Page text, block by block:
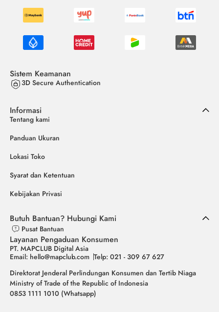
Sistem Keamanan
3D Secure Authentication
Informasi
Tentang kami
Panduan Ukuran
Lokasi Toko
Syarat dan Ketentuan
Kebijakan Privasi
Butuh Bantuan? Hubungi Kami
Pusat Bantuan
Layanan Pengaduan Konsumen
PT. MAPCLUB Digital Asia
Email: hello@mapclub.com Telp: 021 - 309 67 627
Direktorat Jenderal Perlindungan Konsumen dan Tertib Niaga
Ministry of Trade of the Republic of Indonesia
0853 1111 1010 (Whatsapp)